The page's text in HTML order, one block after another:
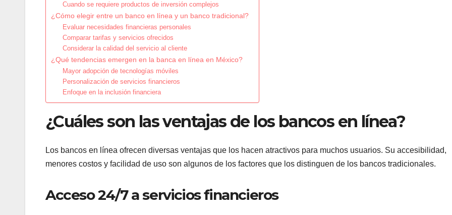
Cuando se requiere productos de inversión complejos
¿Cómo elegir entre un banco en línea y un banco tradicional?
Evaluar necesidades financieras personales
Comparar tarifas y servicios ofrecidos
Considerar la calidad del servicio al cliente
¿Qué tendencias emergen en la banca en línea en México?
Mayor adopción de tecnologías móviles
Personalización de servicios financieros
Enfoque en la inclusión financiera
¿Cuáles son las ventajas de los bancos en línea?
Los bancos en línea ofrecen diversas ventajas que los hacen atractivos para muchos usuarios. Su accesibilidad,
menores costos y facilidad de uso son algunos de los factores que los distinguen de los bancos tradicionales.
Acceso 24/7 a servicios financieros